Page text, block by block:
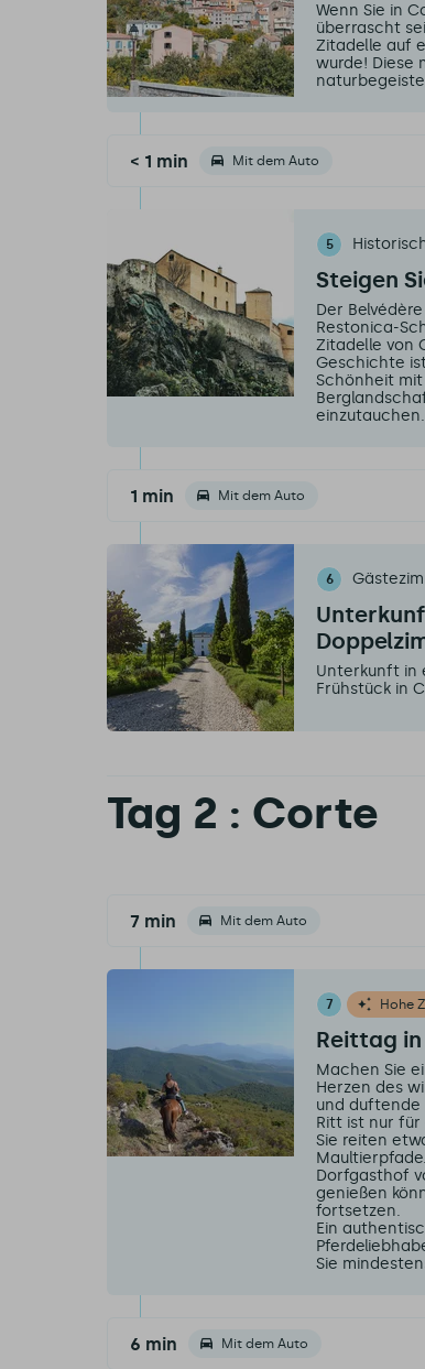
Wenn Sie in
überrascht
Zitadelle auf
wurde! Diese
< 1 min Mit dem Auto
5
Steigen
Der
Restonica-
Zitadelle von
Geschichte
Schönheit mit
einzutauchen.
1 min Mit dem Auto
6
Unterkunft in
Frühstück in
Tag 2 : Corte
7 min Mit dem Auto
7 Hohe
Reittag in
Machen Sie
Herzen des
und duftende
Ritt ist nur
Sie reiten
Dorfgasthof
genießen
fortsetzen.
Ein
Sie
6 min Mit dem Auto